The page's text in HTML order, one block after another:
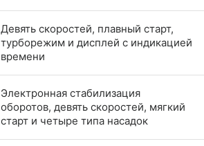
Девять скоростей, плавный старт,
турборежим и дисплей с индикацией
времени
Электронная стабилизация
оборотов, девять скоростей, мягкий
старт и четыре типа насадок